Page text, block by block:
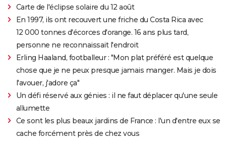
Carte de l'éclipse solaire du 12 août
En 1997, ils ont recouvert une friche du Costa Rica avec
12 000 tonnes d'écorces d'orange. 16 ans plus tard,
personne ne reconnaissait l'endroit
Erling Haaland, footballeur : "Mon plat préféré est quelque
chose que je ne peux presque jamais manger. Mais je dois
l'avouer, j'adore ça"
Un défi réservé aux génies : il ne faut déplacer qu'une seule
allumette
Ce sont les plus beaux jardins de France : l'un d'entre eux se
cache forcément près de chez vous